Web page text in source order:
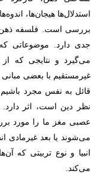
استدلال‌ها هیجان‌ها،
بررسی است. فلسفه ذهن
جدی دارد. موضوعاتی
می‌گیرد و نتایجی که
غیرمستقیم با بعضی مبانی
قائل به نفس مجرد
نظر دین است، اثر
عصبی مغز ما را مورد
می‌شوند یا بعد غیرمادی
انبیا و نوع تربیتی که
می‌کند.